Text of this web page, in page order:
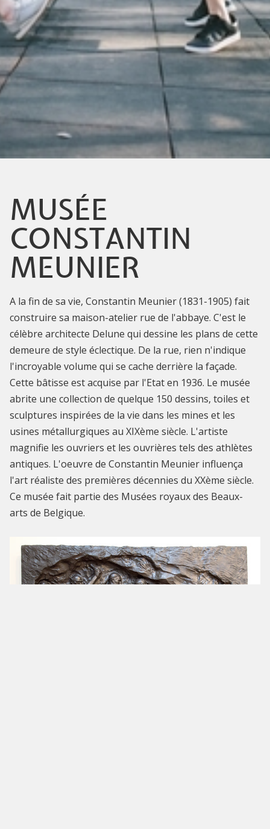
MUSÉE
CONSTANTIN
MEUNIER
A la fin de sa vie, Constantin Meunier (1831-1905) fait
construire sa maison-atelier rue de l'abbaye. C'est le
célèbre architecte Delune qui dessine les plans de cette
demeure de style éclectique. De la rue, rien n'indique
l'incroyable volume qui se cache derrière la façade.
Cette bâtisse est acquise par l'Etat en 1936. Le musée
abrite une collection de quelque 150 dessins, toiles et
sculptures inspirées de la vie dans les mines et les
usines métallurgiques au XIXème siècle. L'artiste
magnifie les ouvriers et les ouvrières tels des athlètes
antiques. L'oeuvre de Constantin Meunier influença
l'art réaliste des premières décennies du XXème siècle.
Ce musée fait partie des Musées royaux des Beaux-
arts de Belgique.